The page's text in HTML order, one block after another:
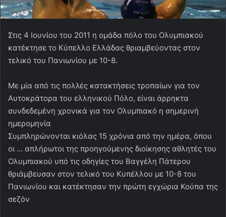
Στις 4 Ιουνίου του 2011 η ομάδα πόλο του Ολυμπιακού
κατέκτησε το Κύπελλο Ελλάδας θριαμβεύοντας στον
τελικό του Πανιωνίου με 10-8.
Με μία από τις πολλές κατακτήσεις τροπαίων για τον
Αυτοκράτορα του ελληνικού Πόλο, είναι άρρηκτα
συνδεδεμένη χρονικά για τον Ολυμπιακό η σημερινή
ημερομηνία
Συμπληρώνονται κιόλας 15 χρόνια από την ημέρα, όπου
οι … απλήρωτοι της προηγούμενης διοίκησης αθλητές του
Ολυμπιακού υπό τις οδηγίες του Βαγγέλη Πάτερου
θριάμβευσαν στον τελικό του Κυπέλλου με 10-8 του
Πανιωνίου και κατέκτησαν την πρώτη εγχώρια Κούπα της
σεζόν